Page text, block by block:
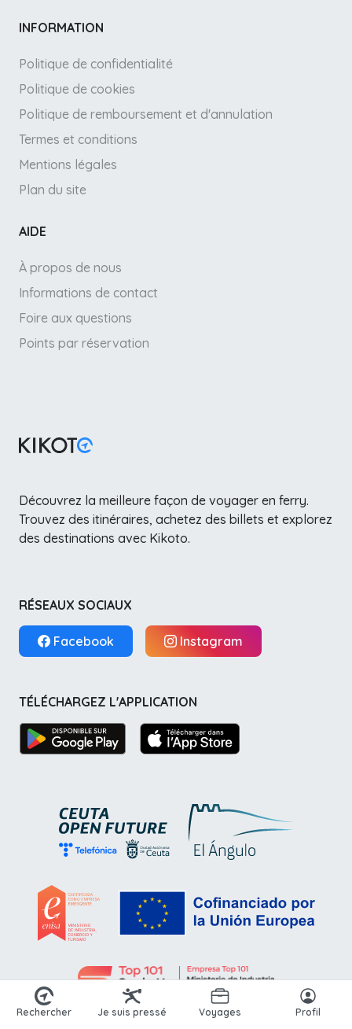
Rechercher Je suis pressé Voyages Profil
INFORMATION
Politique de confidentialité
Politique de cookies
Politique de remboursement et d'annulation
Termes et conditions
Mentions légales
Plan du site
AIDE
À propos de nous
Informations de contact
Foire aux questions
Points par réservation
Découvrez la meilleure façon de voyager en ferry.
Trouvez des itinéraires, achetez des billets et explorez
des destinations avec Kikoto.
RÉSEAUX SOCIAUX
Facebook Instagram
TÉLÉCHARGEZ L'APPLICATION